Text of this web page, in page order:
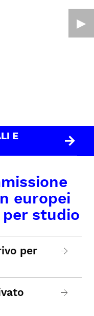
▶︎
E
europei
studio
per